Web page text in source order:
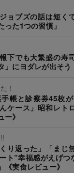
ョブズの話は短く
た1つの習慣」
下でも大繁盛の寿
にヨダレが出そう
！
手帳と診察券45枚
ケース」昭和レト
》
り返った」「まじ
ト”幸福感がえげ
実食レビュー》